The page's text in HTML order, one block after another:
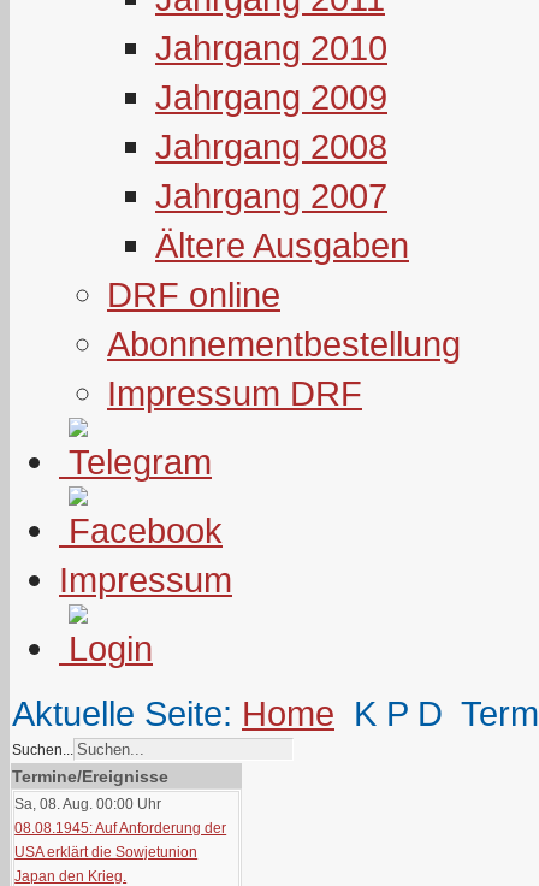
Jahrgang 2010
Jahrgang 2009
Jahrgang 2008
Jahrgang 2007
Ältere Ausgaben
DRF online
Abonnementbestellung
Impressum DRF
Impressum
Aktuelle Seite: Home K P D
Suchen...
Termine/Ereignisse
Sa, 08. Aug. 00:00 Uhr
08.08.1945: Auf Anforderung der
USA erklärt die Sowjetunion
Japan den Krieg.